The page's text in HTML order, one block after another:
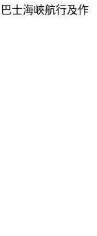
士海峽航行及作